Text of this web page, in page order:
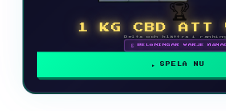
🏆
1 KG CBD ATT
Delta och klättra i
🗓 BELÖNINGAR VARJE
SPELA NU